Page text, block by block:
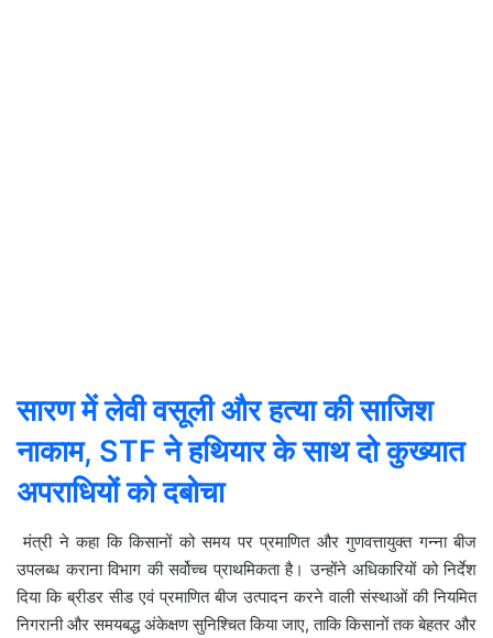
सारण में लेवी वसूली और हत्या की साजिश
नाकाम, STF ने हथियार के साथ दो कुख्यात
अपराधियों को दबोचा
मंत्री ने कहा कि किसानों को समय पर प्रमाणित और गुणवत्तायुक्त गन्ना बीज
उपलब्ध कराना विभाग की सर्वोच्च प्राथमिकता है। उन्होंने अधिकारियों को निर्देश
दिया कि ब्रीडर सीड एवं प्रमाणित बीज उत्पादन करने वाली संस्थाओं की नियमित
निगरानी और समयबद्ध अंकेक्षण सुनिश्चित किया जाए, ताकि किसानों तक बेहतर और